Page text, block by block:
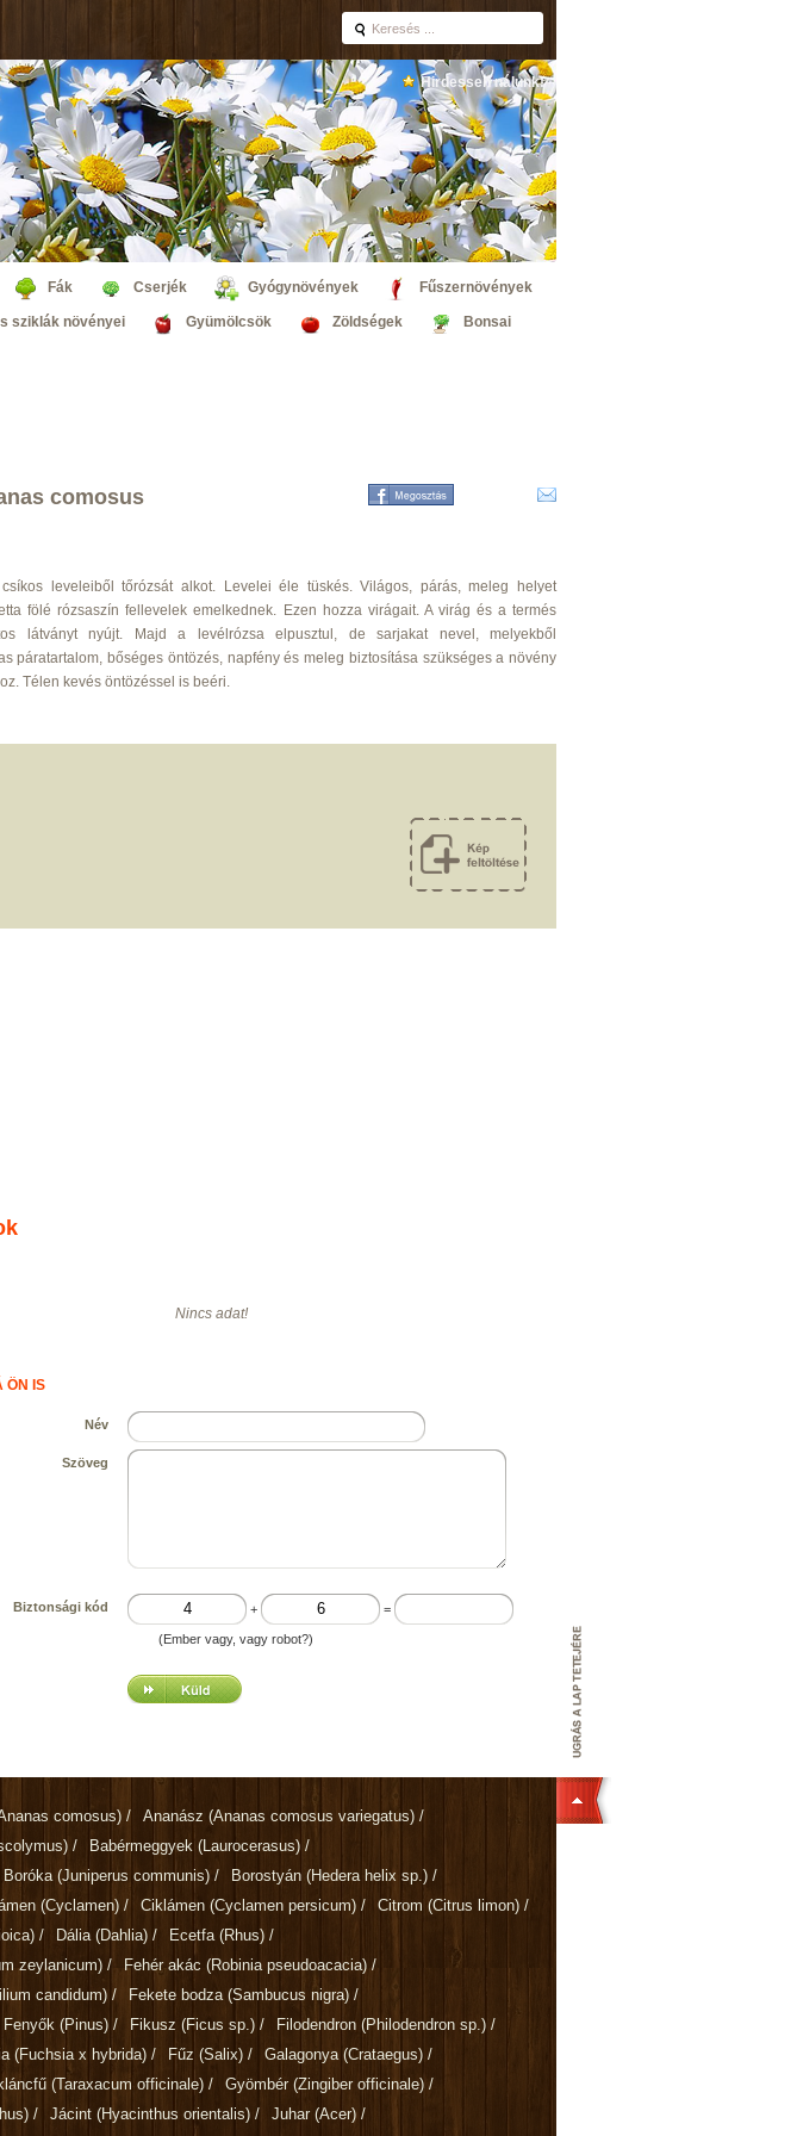
Hirdessen nálunk!
Fák Cserjék Gyógynövények Fűszernövények
sziklák növényei Gyümölcsök Zöldségek Bonsai
comosus
csíkos leveleiből tőrózsát alkot. Levelei éle tüskés. Világos, párás, meleg helyet
fölé rózsaszín fellevelek emelkednek. Ezen hozza virágait. A virág és a termés
látványt nyújt. Majd a levélrózsa elpusztul, de sarjakat nevel, melyekből
páratartalom, bőséges öntözés, napfény és meleg biztosítása szükséges a növény
Télen kevés öntözéssel is beéri.
Nincs adat!
ÖN IS
Név
Szöveg
Biztonsági kód + =
(Ember vagy, vagy robot?)
comosus) / Ananász (Ananas comosus variegatus) /
/ Babérmeggyek (Laurocerasus) /
Boróka (Juniperus communis) / Borostyán (Hedera helix sp.) /
(Cyclamen) / Ciklámen (Cyclamen persicum) / Citrom (Citrus limon) /
/ Dália (Dahlia) / Ecetfa (Rhus) /
zeylanicum) / Fehér akác (Robinia pseudoacacia) /
candidum) / Fekete bodza (Sambucus nigra) /
Fenyők (Pinus) / Fikusz (Ficus sp.) / Filodendron (Philodendron sp.) /
(Fuchsia x hybrida) / Fűz (Salix) / Galagonya (Crataegus) /
(Taraxacum officinale) / Gyömbér (Zingiber officinale) /
/ Jácint (Hyacinthus orientalis) / Juhar (Acer) /